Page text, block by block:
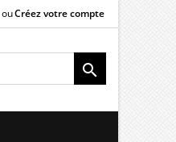
ouCréez votre compte
